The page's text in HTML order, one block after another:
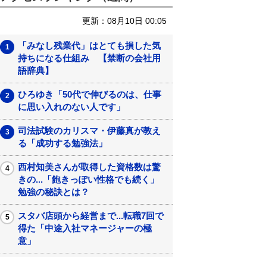
更新：08月10日 00:05
「みなし残業代」はとても損した気
持ちになる仕組み 【禁断の会社用
語辞典】
ひろゆき「50代で伸びるのは、仕事
に思い入れのない人です」
司法試験のカリスマ・伊藤真が教え
る「成功する勉強法」
西村知美さんが取得した資格数は驚
きの...「飽きっぽい性格でも続く」
勉強の秘訣とは？
スタバ店頭から経営まで...転職7回で
得た「中途入社マネージャーの極
意」